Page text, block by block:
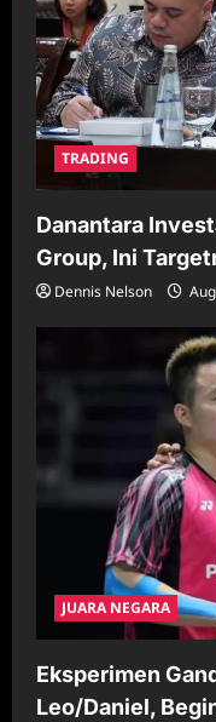
TRADING
Danantara
Group, Ini
Dennis Nelson
JUARA NEGARA
Eksperimen
Leo/Daniel,